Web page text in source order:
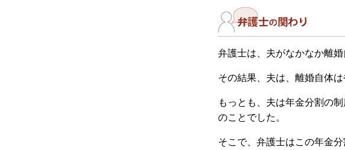
弁護士は、夫がなかなか離
その結果、夫は、離婚自体
もっとも、夫は年金分割の
のことでした。
そこで、弁護士はこの年金